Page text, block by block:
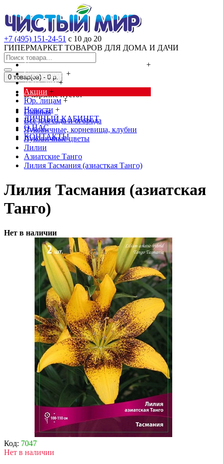
+7 (495) 151-24-51 с 10 до 20
ГИПЕРМАРКЕТ ТОВАРОВ ДЛЯ ДОМА И ДАЧИ
Cредства от насекомых и грызунов
+
Сад, огород +
Дача, дом +
Акции +
Юр. лицам +
Новости +
ЛИЧНЫЙ КАБИНЕТ
О НАС
КОНТАКТЫ
0 товар(ов) - 0 р.
В корзине пусто!
Главная
Всё для сада и огорода
Луковичные, корневища, клубни
Луковичные цветы
Лилии
Азиатские Танго
Лилия Тасмания (азиасткая Танго)
Лилия Тасмания (азиатская
Танго)
Нет в наличии
Код: 7047
Нет в наличии